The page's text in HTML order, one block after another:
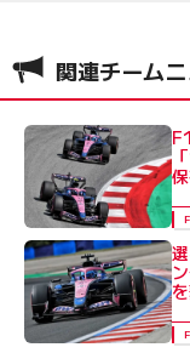
関連チーム